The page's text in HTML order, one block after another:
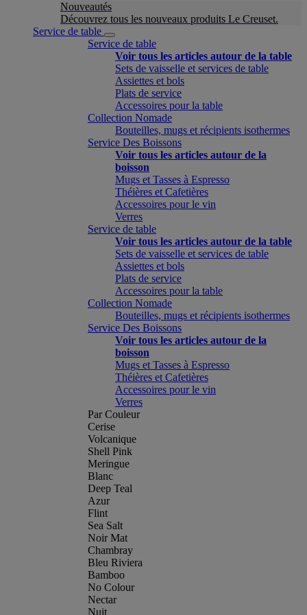
Nouveautés
Découvrez tous les nouveaux produits Le Creuset.
Service de table
Service de table
Voir tous les articles autour de la table
Sets de vaisselle et services de table
Assiettes et bols
Plats de service
Accessoires pour la table
Collection Nomade
Bouteilles, mugs et récipients isothermes
Service Des Boissons
Voir tous les articles autour de la
boisson
Mugs et Tasses à Espresso
Théières et Cafetières
Accessoires pour le vin
Verres
Service de table
Voir tous les articles autour de la table
Sets de vaisselle et services de table
Assiettes et bols
Plats de service
Accessoires pour la table
Collection Nomade
Bouteilles, mugs et récipients isothermes
Service Des Boissons
Voir tous les articles autour de la
boisson
Mugs et Tasses à Espresso
Théières et Cafetières
Accessoires pour le vin
Verres
Par Couleur
Cerise
Volcanique
Shell Pink
Meringue
Blanc
Deep Teal
Azur
Flint
Sea Salt
Noir Mat
Chambray
Bleu Riviera
Bamboo
No Colour
Nectar
Nuit